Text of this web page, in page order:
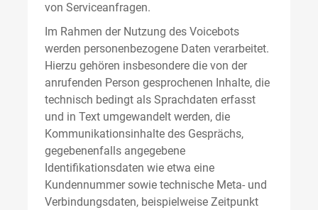
von Serviceanfragen.
Im Rahmen der Nutzung des Voicebots
werden personenbezogene Daten verarbeitet.
Hierzu gehören insbesondere die von der
anrufenden Person gesprochenen Inhalte, die
technisch bedingt als Sprachdaten erfasst
und in Text umgewandelt werden, die
Kommunikationsinhalte des Gesprächs,
gegebenenfalls angegebene
Identifikationsdaten wie etwa eine
Kundennummer sowie technische Meta- und
Verbindungsdaten, beispielweise Zeitpunkt